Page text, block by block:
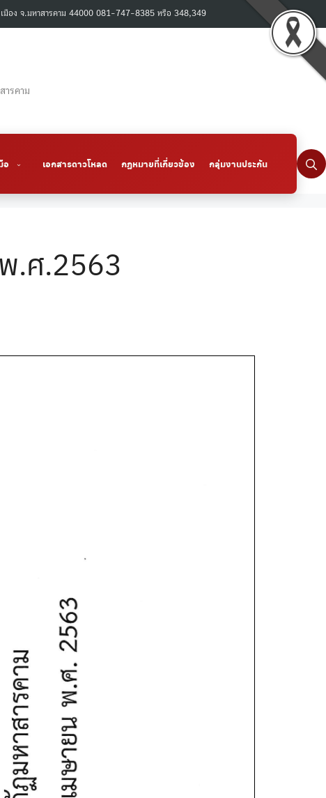
เมือง จ.มหาสารคาม 44000 081-747-8385 หรือ 348,349
ารคาม
อ เอกสารดาวโหลด กฏหมายที่เกี่ยวข้อง กลุ่มงานประกัน
.ศ.2563